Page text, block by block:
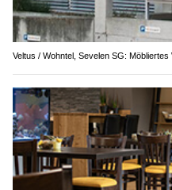
Veltus / Wohntel, Sevelen SG: